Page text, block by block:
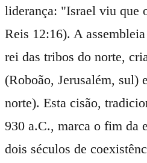
liderança: "Israel viu que
Reis 12:16). A
rei das tribos do norte,
(Roboão, Jerusalém, sul)
norte). Esta cisão,
930 a.C., marca o fim da
dois séculos de